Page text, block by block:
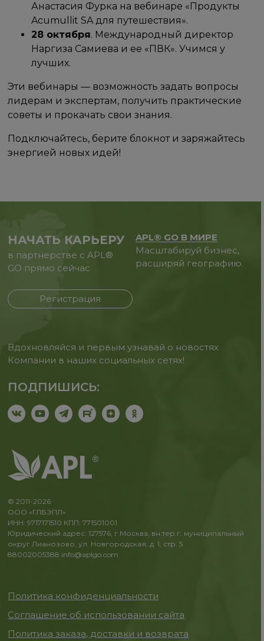
Анастасия Фурка на вебинаре «Продукты
Acumullit SA для путешествия».
28 октября. Международный директор
Наргиза Самиева и ее «ПВК». Учимся у
лучших.
Эти вебинары — возможность задать вопросы
лидерам и экспертам, получить практические
советы и прокачать свои знания.
Подключайтесь, берите блокнот и заряжайтесь
энергией новых идей!
НАЧАТЬ КАРЬЕРУ
в партнерстве с APL®
GO прямо сейчас
Регистрация
APL® GO В МИРЕ
Масштабируй бизнес,
расширяй географию.
Вдохновляйся и первым узнавай о новостях
Компании в наших социальных сетях!
ПОДПИШИСЬ:
© 2011-2026
ООО «ГЛБЭПЛ»
ИНН: 9717171510 КПП: 771501001
Юридический адрес: 127576, г.Москва, вн.тер.г. муниципальный
округ Лианозово, ул. Новгородская, д. 1, стр. 5
88002005388 info@aplgo.com
Политика конфиденциальности
Соглашение об использовании сайта
Политика заказа, доставки и возврата